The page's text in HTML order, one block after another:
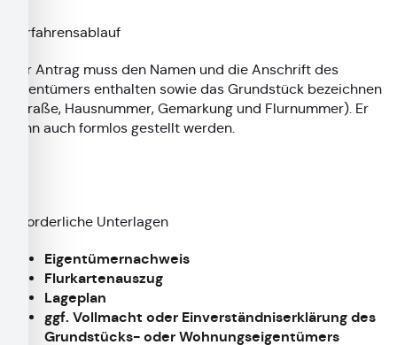
Verfahrensablauf
Der Antrag muss den Namen und die Anschrift des
Eigentümers enthalten sowie das Grundstück bezeichnen
(Straße, Hausnummer, Gemarkung und Flurnummer). Er
kann auch formlos gestellt werden.
Erforderliche Unterlagen
Eigentümernachweis
Flurkartenauszug
Lageplan
ggf. Vollmacht oder Einverständniserklärung des
Grundstücks- oder Wohnungseigentümers